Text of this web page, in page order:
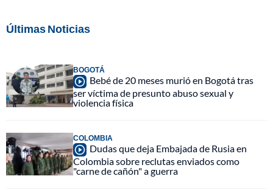
Últimas Noticias
BOGOTÁ
Bebé de 20 meses murió en Bogotá tras
ser víctima de presunto abuso sexual y
violencia física
COLOMBIA
Dudas que deja Embajada de Rusia en
Colombia sobre reclutas enviados como
"carne de cañón" a guerra